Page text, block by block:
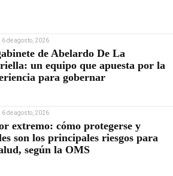
6 de agosto, 2026
de Abelardo De La
un equipo que apuesta por la
para gobernar
6 de agosto, 2026
extremo: cómo protegerse y
son los principales riesgos para
según la OMS